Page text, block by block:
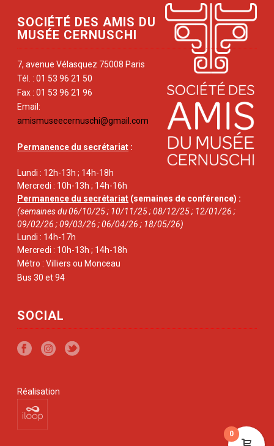
SOCIÉTÉ DES AMIS DU
MUSÉE CERNUSCHI
7, avenue Vélasquez 75008 Paris
Tél. : 01 53 96 21 50
Fax : 01 53 96 21 96
Email:
amismuseecernuschi@gmail.com
Permanence du secrétariat :
Lundi : 12h-13h ; 14h-18h
Mercredi : 10h-13h ; 14h-16h
Permanence du secrétariat (semaines de conférence) :
(semaines du 06/10/25 ; 10/11/25 ; 08/12/25 ; 12/01/26 ;
09/02/26 ; 09/03/26 ; 06/04/26 ; 18/05/26)
Lundi : 14h-17h
Mercredi : 10h-13h ; 14h-18h
Métro : Villiers ou Monceau
Bus 30 et 94
SOCIAL
Réalisation
0